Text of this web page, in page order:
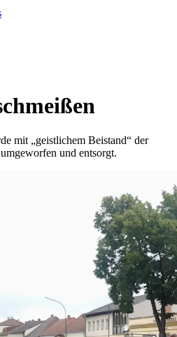
mit „geistlichem Beistand“ der
und entsorgt.